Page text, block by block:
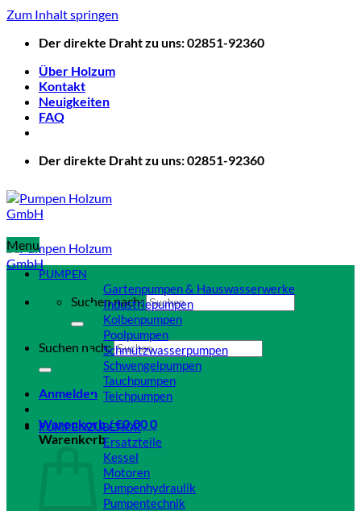
Zum Inhalt springen
Der direkte Draht zu uns: 02851-92360
Über Holzum
Kontakt
Neuigkeiten
FAQ
Der direkte Draht zu uns: 02851-92360
Suchen nach:
Suchen nach:
Anmelden
Warenkorb /€0,000
Warenkorb
Menu
PUMPEN
Gartenpumpen & Hauswasserwerke
Industriepumpen
Kolbenpumpen
Poolpumpen
Schmutzwasserpumpen
Schwengelpumpen
Tauchpumpen
Teichpumpen
PUMPENZUBEHÖR
Ersatzteile
Kessel
Motoren
Pumpenhydraulik
Pumpentechnik